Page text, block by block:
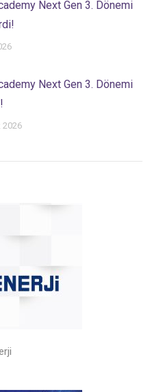
Next Gen 3. Dönemi
Next Gen 3. Dönemi
2026